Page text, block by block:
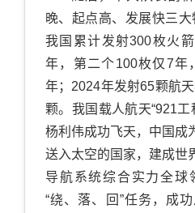
晚、起点高、发展快三
我国累计发射300枚火
年，第二个100枚仅7年
年；2024年发射65颗航
颗。我国载人航天“921
杨利伟成功飞天，中国成
送入太空的国家，建成世
导航系统综合实力全球
“绕、落、回”任务，成